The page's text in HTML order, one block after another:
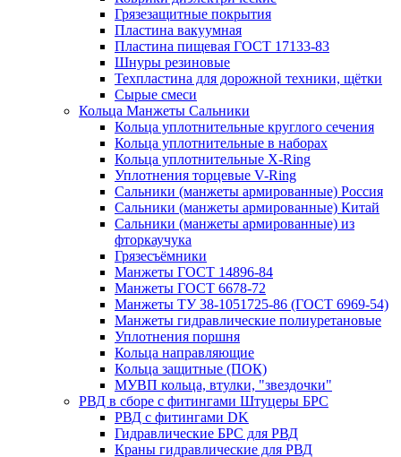
Грязезащитные покрытия
Пластина вакуумная
Пластина пищевая ГОСТ 17133-83
Шнуры резиновые
Техпластина для дорожной техники, щётки
Сырые смеси
Кольца Манжеты Сальники
Кольца уплотнительные круглого сечения
Кольца уплотнительные в наборах
Кольца уплотнительные Х-Ring
Уплотнения торцевые V-Ring
Сальники (манжеты армированные) Россия
Сальники (манжеты армированные) Китай
Сальники (манжеты армированные) из
фторкаучука
Грязесъёмники
Манжеты ГОСТ 14896-84
Манжеты ГОСТ 6678-72
Манжеты ТУ 38-1051725-86 (ГОСТ 6969-54)
Манжеты гидравлические полиуретановые
Уплотнения поршня
Кольца направляющие
Кольца защитные (ПОК)
МУВП кольца, втулки, "звездочки"
РВД в сборе с фитингами Штуцеры БРС
РВД с фитингами DK
Гидравлические БРС для РВД
Краны гидравлические для РВД